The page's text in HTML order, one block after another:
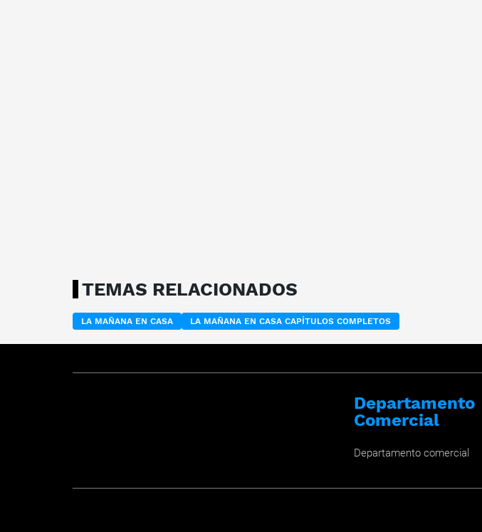
TEMAS RELACIONADOS
LA MAÑANA EN CASA LA MAÑANA EN CASA CAPÍTULOS COMPLETOS
Departamento
Comercial
Departamento comercial